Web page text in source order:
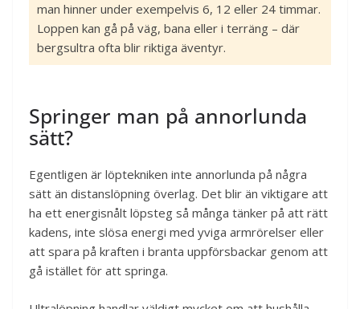
man hinner under exempelvis 6, 12 eller 24 timmar.
Loppen kan gå på väg, bana eller i terräng – där
bergsultra ofta blir riktiga äventyr.
Springer man på annorlunda
sätt?
Egentligen är löptekniken inte annorlunda på några
sätt än distanslöpning överlag. Det blir än viktigare att
ha ett energisnålt löpsteg så många tänker på att rätt
kadens, inte slösa energi med yviga armrörelser eller
att spara på kraften i branta uppförsbackar genom att
gå istället för att springa.